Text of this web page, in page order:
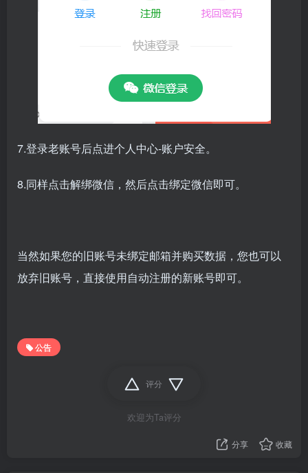
7.登录老账号后点进个人中心-账户安全。
8.同样点击解绑微信，然后点击绑定微信即可。
当然如果您的旧账号未绑定邮箱并购买数据，您也可以
放弃旧账号，直接使用自动注册的新账号即可。
公告
评分
欢迎为Ta评分
分享 收藏